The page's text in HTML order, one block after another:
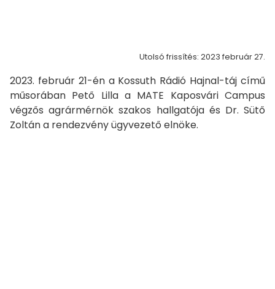
Utolsó frissítés: 2023 február 27.
2023. február 21-én a Kossuth Rádió Hajnal-táj című
műsorában Pető Lilla a MATE Kaposvári Campus
végzős agrármérnök szakos hallgatója és Dr. Sütő
Zoltán a rendezvény ügyvezető elnöke.